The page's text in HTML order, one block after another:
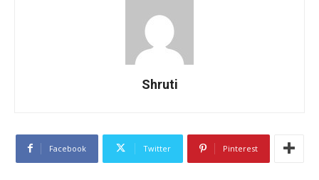
Shruti
Facebook Twitter Pinterest